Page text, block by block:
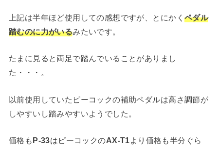
上記は半年ほど使用しての感想ですが、とにかく ペダル
踏むのに力がいるみたいです。
たまに見ると両足で踏んでいることがありまし
た・・・。
以前使用していたピーコックの補助ペダルは高さ調節が
しやすいし踏みやすいようでした。
価格もP-33はピーコックのAX-T1より価格も半分ぐら